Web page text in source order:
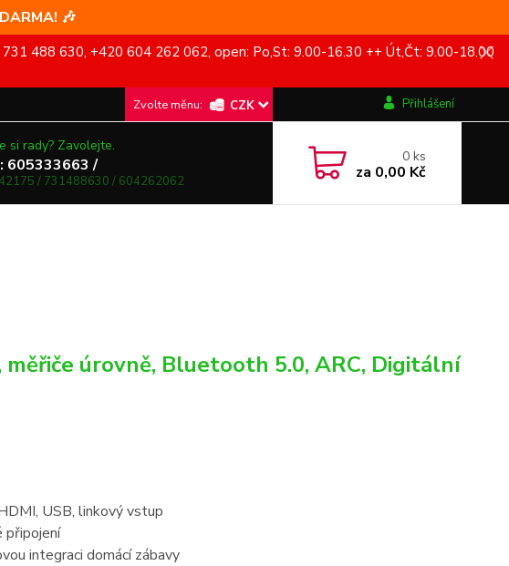
🎶
488 630, +420 604 262 062, open: Po,St: 9.00-16.30 ++ Út,Čt: 9.00-18.00
CZK Přihlášení
si rady? Zavolejte.
605333663 /
/ 731488630 / 604262062
0ks
za 0,00 Kč
úrovně, Bluetooth 5.0, ARC, Digitální
USB, linkový vstup
připojení
integraci domácí zábavy